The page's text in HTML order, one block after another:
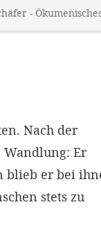
-
Nach der
Wandlung: Er
blieb er bei
stets zu